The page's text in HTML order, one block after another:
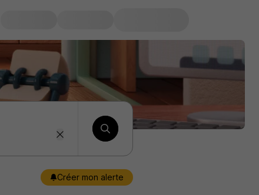
Créer mon alerte